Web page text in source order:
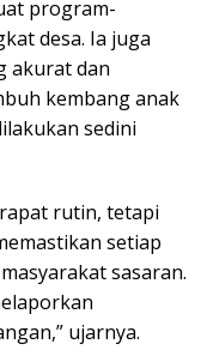
program-
desa. Ia juga
akurat dan
kembang anak
sedini
rutin, tetapi
setiap
sasaran.
ujarnya.